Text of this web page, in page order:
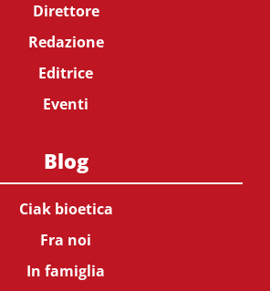
Direttore
Redazione
Editrice
Eventi
Blog
Ciak bioetica
Fra noi
In famiglia